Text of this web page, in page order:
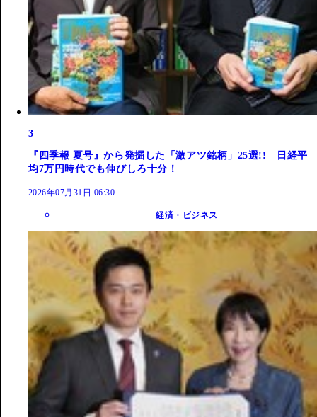
3
『四季報 夏号』から発掘した「激アツ銘柄」25選!! 日経平
均7万円時代でも伸びしろ十分！
2026年07月31日 06:30
経済・ビジネス